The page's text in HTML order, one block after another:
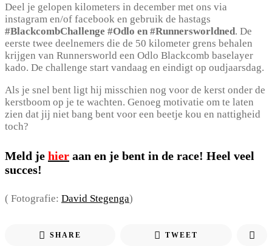
Deel je gelopen kilometers in december met ons via
instagram en/of facebook en gebruik de hastags
#BlackcombChallenge #Odlo en #Runnersworldned. De
eerste twee deelnemers die de 50 kilometer grens behalen
krijgen van Runnersworld een Odlo Blackcomb baselayer
kado. De challenge start vandaag en eindigt op oudjaarsdag.
Als je snel bent ligt hij misschien nog voor de kerst onder de
kerstboom op je te wachten. Genoeg motivatie om te laten
zien dat jij niet bang bent voor een beetje kou en nattigheid
toch?
Meld je hier aan en je bent in de race! Heel veel
succes!
( Fotografie: David Stegenga)
SHARE TWEET